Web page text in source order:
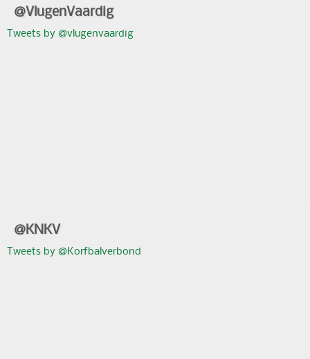
@VlugenVaardig
Tweets by @vlugenvaardig
@KNKV
Tweets by @Korfbalverbond